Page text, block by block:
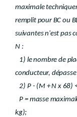
maximale
remplit pour BC ou
suivantes n'est pas
N :
1) le nombre de
conducteur,
2) P - (M + N x 68)
P = masse
kg);